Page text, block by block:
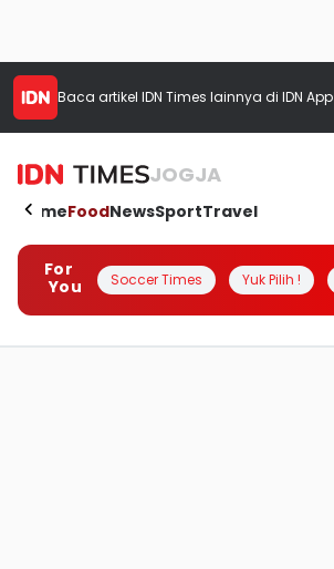
Baca artikel IDN Times lainnya di IDN App
JOGJA
HomeFoodNewsSportTravel
For
You
Soccer Times Yuk Pilih !